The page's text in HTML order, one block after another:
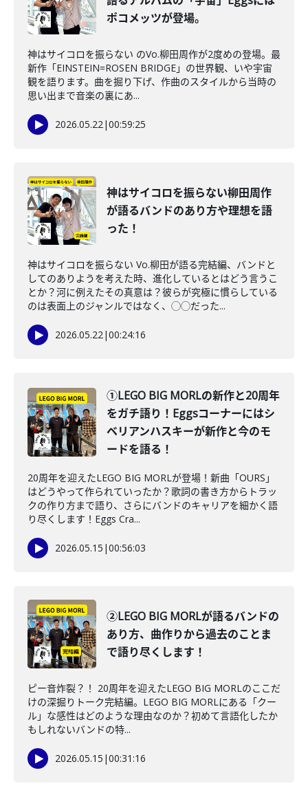
ポコメッツが登場。
神はサイコロを振らない のVo.柳田周作が2度めの登場。最
新作「EINSTEIN=ROSEN BRIDGE」の世界観、いや宇宙
観を語ります。曲を掘り下げ、作曲のスタイルから当時の
思い出まで音楽の裏にあ...
2026.05.22|00:59:25
神はサイコロを振らない柳田周作
が語るバンドのあり方や理想を語
った！
神はサイコロを振らない Vo.柳田が語る完結編、バンドと
してのありようを考えた時、進化しているとはどう言うこ
とか？河に例えたその真意は？彼らが究極に慣らしている
のは表面上のジャンルではなく、◯◯だった...
2026.05.22|00:24:16
①LEGO BIG MORLの新作と20周年
をガチ語り！Eggsコーナーにはシ
ベリアンハスキーが新作と今のモ
ードを語る！
20周年を迎えたLEGO BIG MORLが登場！新曲「OURS」
はどうやって作られていったか？歌詞の書き方からトラッ
クの作り方まで語り、さらにバンドのキャリアを細かく語
り尽くします！Eggs Cra...
2026.05.15 |00:56:03
②LEGO BIG MORLが語るバンドの
あり方、曲作りから過去のことま
で語り尽くします！
ピー音炸裂？！ 20周年を迎えたLEGO BIG MORLのここだ
けの深掘りトーク完結編。LEGO BIG MORLにある「クー
ル」な感性はどのような理由なのか？初めて言語化したか
もしれないバンドの特...
2026.05.15 |00:31:16